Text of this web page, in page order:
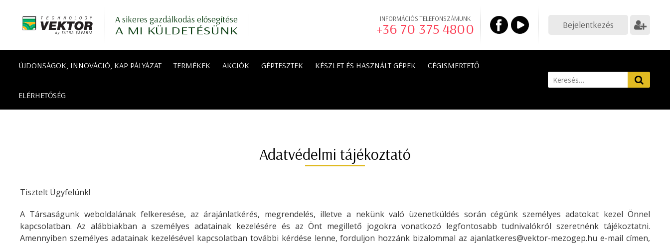
A sikeres gazdálkodás elősegítése
A MI KÜLDETÉSÜNK
INFORMÁCIÓS TELEFONSZÁMUNK
+36 70 375 4800 Bejelentkezés
ÚJDONSÁGOK, INNOVÁCIÓ, KAP PÁLYÁZAT TERMÉKEK AKCIÓK GÉPTESZTEK KÉSZLET ÉS HASZNÁLT GÉPEK CÉGISMERTETŐ
ELÉRHETŐSÉG
Adatvédelmi tájékoztató
Tisztelt Ügyfelünk!
A Társaságunk weboldalának felkeresése, az árajánlatkérés, megrendelés, illetve a nekünk való üzenetküldés során cégünk személyes adatokat kezel Önnel
kapcsolatban. Az alábbiakban a személyes adatainak kezelésére és az Önt megillető jogokra vonatkozó legfontosabb tudnivalókról szeretnénk tájékoztatni.
Amennyiben személyes adatainak kezelésével kapcsolatban további kérdése lenne, forduljon hozzánk bizalommal azajanlatkeres@vektor-mezogep.hu e-mail címen,